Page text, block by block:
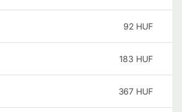
92 HUF
183 HUF
367 HUF